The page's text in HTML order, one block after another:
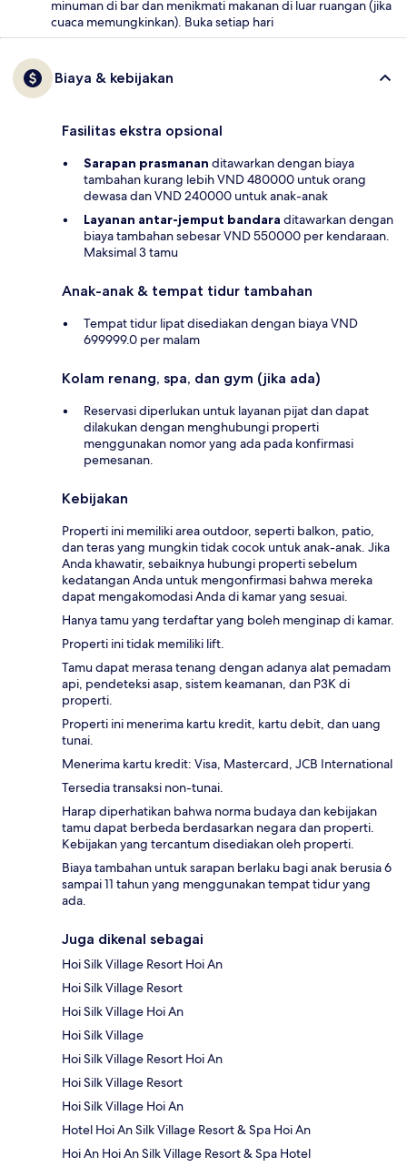
minuman di bar dan menikmati makanan di luar ruangan (jika
cuaca memungkinkan). Buka setiap hari
Biaya & kebijakan
Fasilitas ekstra opsional
Sarapan prasmanan ditawarkan dengan biaya
tambahan kurang lebih VND 480000 untuk orang
dewasa dan VND 240000 untuk anak-anak
Layanan antar-jemput bandara ditawarkan dengan
biaya tambahan sebesar VND 550000 per kendaraan.
Maksimal 3 tamu
Anak-anak & tempat tidur tambahan
Tempat tidur lipat disediakan dengan biaya VND
699999.0 per malam
Kolam renang, spa, dan gym (jika ada)
Reservasi diperlukan untuk layanan pijat dan dapat
dilakukan dengan menghubungi properti
menggunakan nomor yang ada pada konfirmasi
pemesanan.
Kebijakan
Properti ini memiliki area outdoor, seperti balkon, patio,
dan teras yang mungkin tidak cocok untuk anak-anak. Jika
Anda khawatir, sebaiknya hubungi properti sebelum
kedatangan Anda untuk mengonfirmasi bahwa mereka
dapat mengakomodasi Anda di kamar yang sesuai.
Hanya tamu yang terdaftar yang boleh menginap di kamar.
Properti ini tidak memiliki lift.
Tamu dapat merasa tenang dengan adanya alat pemadam
api, pendeteksi asap, sistem keamanan, dan P3K di
properti.
Properti ini menerima kartu kredit, kartu debit, dan uang
tunai.
Menerima kartu kredit: Visa, Mastercard, JCB International
Tersedia transaksi non-tunai.
Harap diperhatikan bahwa norma budaya dan kebijakan
tamu dapat berbeda berdasarkan negara dan properti.
Kebijakan yang tercantum disediakan oleh properti.
Biaya tambahan untuk sarapan berlaku bagi anak berusia 6
sampai 11 tahun yang menggunakan tempat tidur yang
ada.
Juga dikenal sebagai
Hoi Silk Village Resort Hoi An
Hoi Silk Village Resort
Hoi Silk Village Hoi An
Hoi Silk Village
Hoi Silk Village Resort Hoi An
Hoi Silk Village Resort
Hoi Silk Village Hoi An
Hotel Hoi An Silk Village Resort & Spa Hoi An
Hoi An Hoi An Silk Village Resort & Spa Hotel